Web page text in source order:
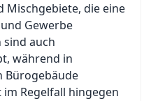
Mischgebiete, die eine
Gewerbe
auch
während in
Bürogebäude
Regelfall hingegen